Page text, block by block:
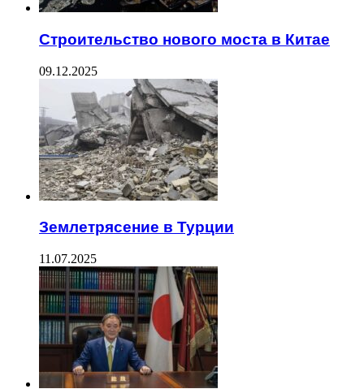
Строительство нового моста в Китае
09.12.2025
Землетрясение в Турции
11.07.2025